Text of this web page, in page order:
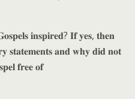
𝐢𝐧𝐬𝐩𝐢𝐫𝐞𝐝? 𝐈𝐟 𝐲𝐞𝐬, 𝐭𝐡𝐞𝐧
𝐬𝐭𝐚𝐭𝐞𝐦𝐞𝐧𝐭𝐬 𝐚𝐧𝐝 𝐰𝐡𝐲 𝐝𝐢𝐝 𝐧𝐨𝐭
𝐟𝐫𝐞𝐞 𝐨𝐟